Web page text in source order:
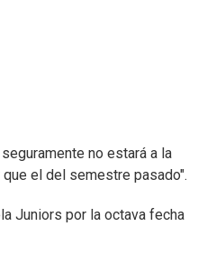
no estará a la
el del semestre pasado".
Juniors por la octava fecha